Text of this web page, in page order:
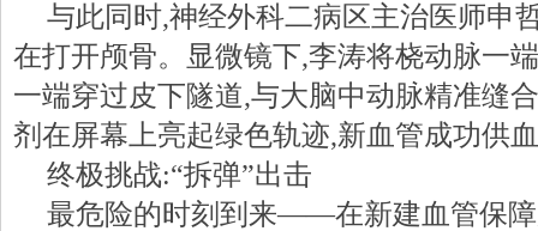
与此同时,神经外科二病区主治医师申
在打开颅骨。显微镜下,李涛将桡动脉一
一端穿过皮下隧道,与大脑中动脉精准缝
剂在屏幕上亮起绿色轨迹,新血管成功供
终极挑战:“拆弹”出击
最危险的时刻到来——在新建血管保